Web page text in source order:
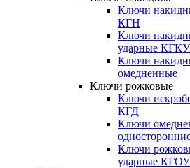
Ключи
КГН
Ключи
ударные КГКУ
Ключи
омедненные
Ключи рожковые
Ключи
КГД
Ключи
Ключи
ударные